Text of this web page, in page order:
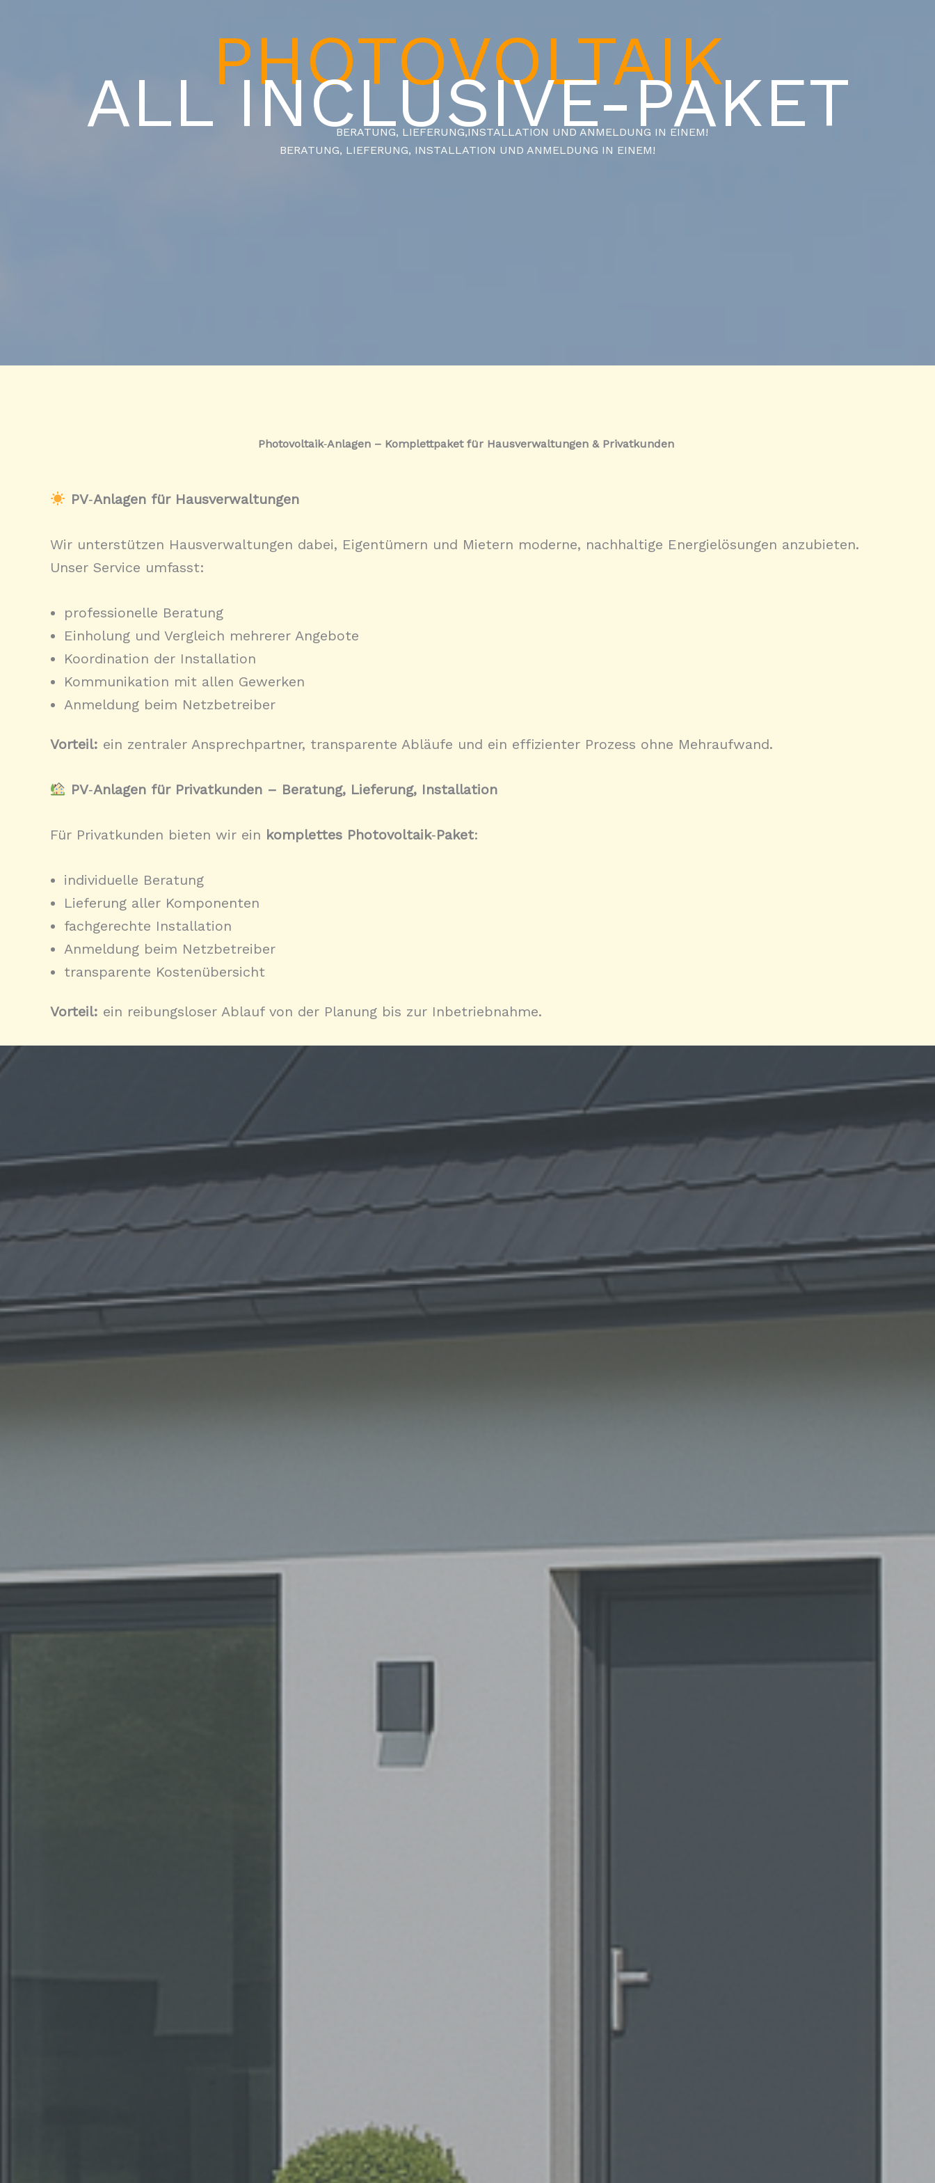
PHOTOVOLTAIK
ALL INCLUSIVE-PAKET
BERATUNG, LIEFERUNG,INSTALLATION UND ANMELDUNG IN EINEM!
BERATUNG, LIEFERUNG, INSTALLATION UND ANMELDUNG IN EINEM!
Photovoltaik‑Anlagen – Komplettpaket für Hausverwaltungen & Privatkunden
PV‑Anlagen für Hausverwaltungen
Wir unterstützen Hausverwaltungen dabei, Eigentümern und Mietern moderne, nachhaltige Energielösungen anzubieten.
Unser Service umfasst:
professionelle Beratung
Einholung und Vergleich mehrerer Angebote
Koordination der Installation
Kommunikation mit allen Gewerken
Anmeldung beim Netzbetreiber
Vorteil: ein zentraler Ansprechpartner, transparente Abläufe und ein effizienter Prozess ohne Mehraufwand.
PV‑Anlagen für Privatkunden – Beratung, Lieferung, Installation
Für Privatkunden bieten wir ein komplettes Photovoltaik‑Paket:
individuelle Beratung
Lieferung aller Komponenten
fachgerechte Installation
Anmeldung beim Netzbetreiber
transparente Kostenübersicht
Vorteil: ein reibungsloser Ablauf von der Planung bis zur Inbetriebnahme.